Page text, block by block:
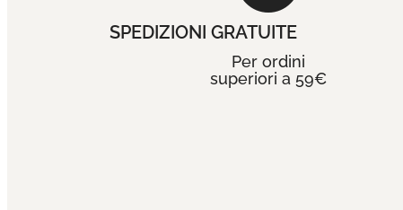
SPEDIZIONI GRATUITE
Per ordini
superiori a 59€